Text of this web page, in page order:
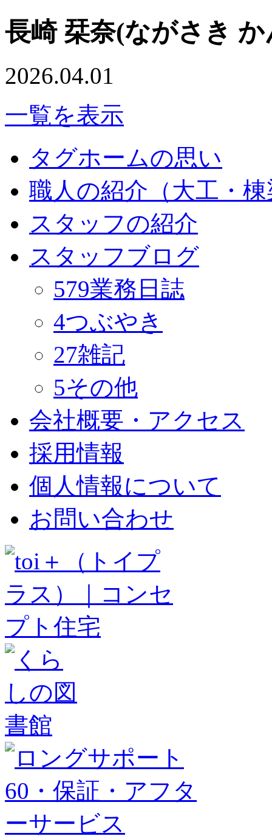
長崎 栞奈(ながさき か
2026.04.01
一覧を表示
タグホームの思い
職人の紹介（大工・
スタッフの紹介
スタッフブログ
579業務日誌
4つぶやき
27雑記
5その他
会社概要・アクセス
採用情報
個人情報について
お問い合わせ